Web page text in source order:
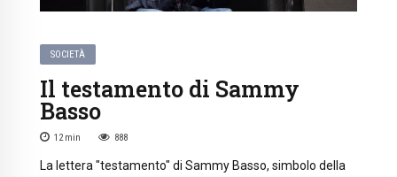
SOCIETÀ
Il testamento di Sammy
Basso
12 min 888
La lettera "testamento" di Sammy Basso, simbolo della